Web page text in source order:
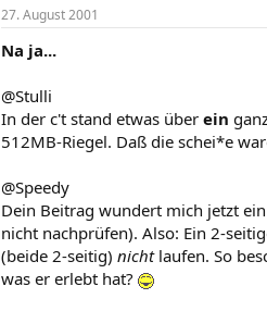
27. August 2001
Na ja...
@Stulli
In der c't stand etwas über ein
512MB-Riegel. Daß die schei*e
@Speedy
Dein Beitrag wundert mich jetzt
nicht nachprüfen). Also: Ein 2-
(beide 2-seitig) nichtlaufen. So
was er erlebt hat?